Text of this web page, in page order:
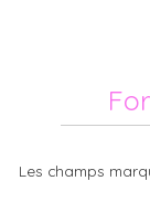
Les champs